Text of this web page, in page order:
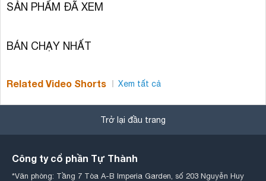
SẢN PHẨM ĐÃ XEM
BÁN CHẠY NHẤT
Related Video Shorts Xem tất cả
Trở lại đầu trang
Công ty cổ phần Tự Thành
*Văn phòng: Tầng 7 Tòa A-B Imperia Garden, số 203 Nguyễn Huy